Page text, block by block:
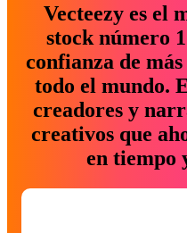
Vecteezy es el
stock número
confianza de
todo el mundo.
creadores y
creativos que
en tiempo